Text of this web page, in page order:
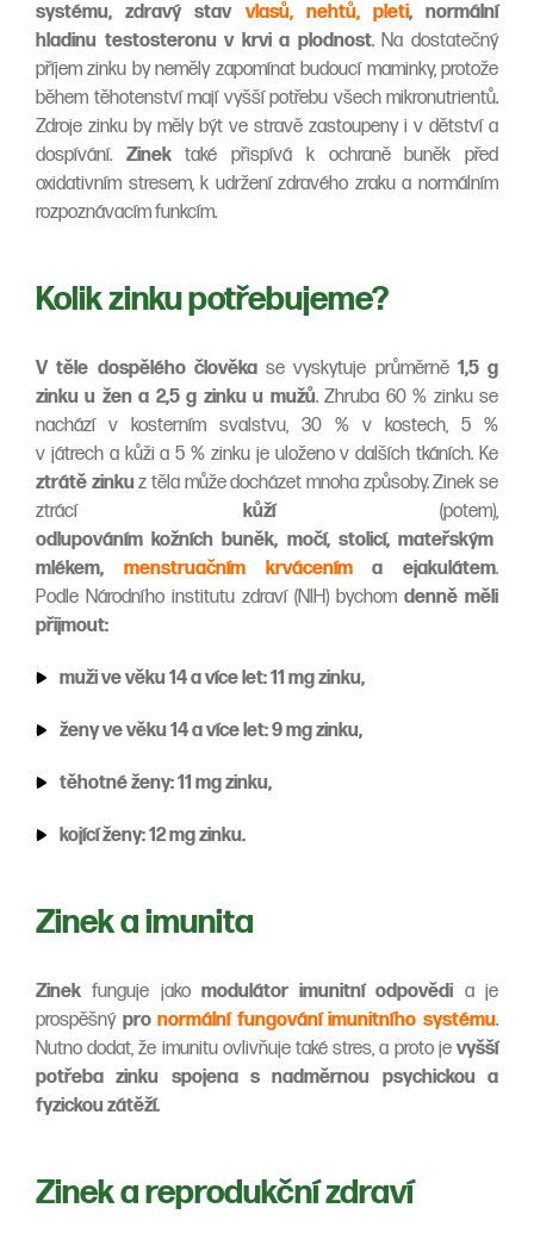
systému, zdravý stav vlasů, nehtů, pleti, normální
hladinu testosteronu v krvi a plodnost. Na dostatečný
příjem zinku by neměly zapomínat budoucí maminky, protože
během těhotenství mají vyšší potřebu všech mikronutrientů.
Zdroje zinku by měly být ve stravě zastoupeny i v dětství a
dospívání. Zinektaké přispívá k ochraně buněk před
oxidativním stresem, k udržení zdravého zraku a normálním
rozpoznávacím funkcím.
Kolik zinku potřebujeme?
V těle dospělého člověka se vyskytuje průměrně 1,5 g
zinku u žen a 2,5 g zinku u mužů. Zhruba 60 % zinku se
nachází v kosterním svalstvu, 30 % v kostech, 5 %
v játrech a kůži a 5 % zinku je uloženo v dalších tkáních. Ke
ztrátě zinku z těla může docházet mnoha způsoby. Zinek se
ztrácí kůží (potem),
odlupováním kožních buněk, močí, stolicí, mateřským
mlékem, menstruačním krváceníma ejakulátem.
Podle Národního institutu zdraví (NIH) bychom denně měli
přijmout:
muži ve věku 14 a více let: 11 mg zinku,
ženy ve věku 14 a více let: 9 mg zinku,
těhotné ženy: 11 mg zinku,
kojící ženy: 12 mg zinku.
Zinek a imunita
Zinekfunguje jako modulátor imunitní odpovědi a je
prospěšný pronormální fungování imunitního systému.
Nutno dodat, že imunitu ovlivňuje také stres, a proto je vyšší
potřeba zinku spojena s nadměrnou psychickou a
fyzickou zátěží.
Zinek a reprodukční zdraví